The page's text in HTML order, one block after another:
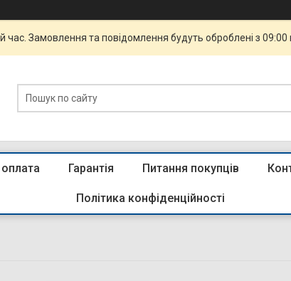
час. Замовлення та повідомлення будуть оброблені з
Гарантія Питання покупців
Політика конфіденційності